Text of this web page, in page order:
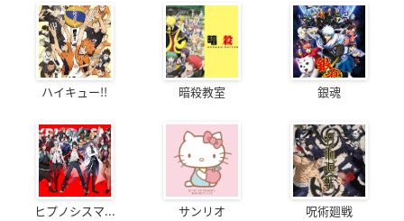
ハイキュー!! 暗殺教室 銀魂
ヒプノシスマ... サンリオ 呪術廻戦